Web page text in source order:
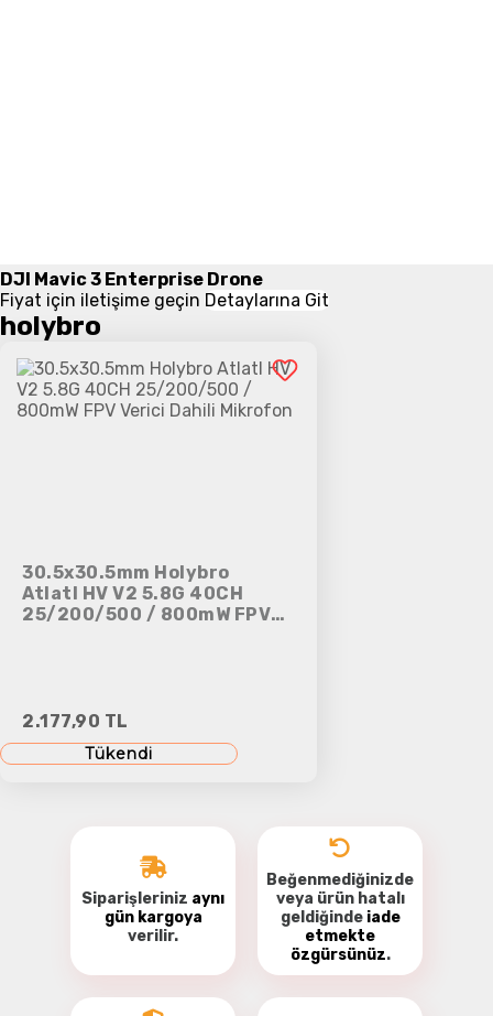
DJI Mavic 3 Enterprise Drone
Fiyat için iletişime geçin Detaylarına Git
holybro
30.5x30.5mm Holybro
Atlatl HV V2 5.8G 40CH
25/200/500 / 800mW FPV
2.177,90 TL
Tükendi
Siparişleriniz aynı
gün kargoya
verilir.
Beğenmediğinizde
veya ürün hatalı
geldiğinde iade
etmekte
özgürsünüz.